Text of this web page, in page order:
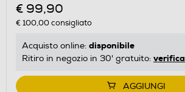
€ 99,90
€ 100,00consigliato
Acquisto online: disponibile
Ritiro in negozio in 30' gratuito: verifica
AGGIUNGI